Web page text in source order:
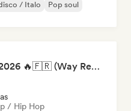
/ Italo Pop soul
RAP FRANÇAIS 2026 🔥🇫🇷 (Way Records)
/ Hip Hop